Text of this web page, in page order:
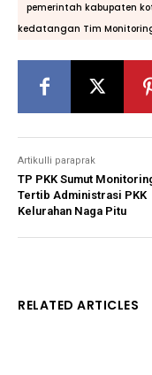
pemerintah kabupaten
kedatangan Tim
Artikulli paraprak
TP PKK Sumut
Tertib Administrasi PKK
Kelurahan Naga Pitu
RELATED ARTICLES